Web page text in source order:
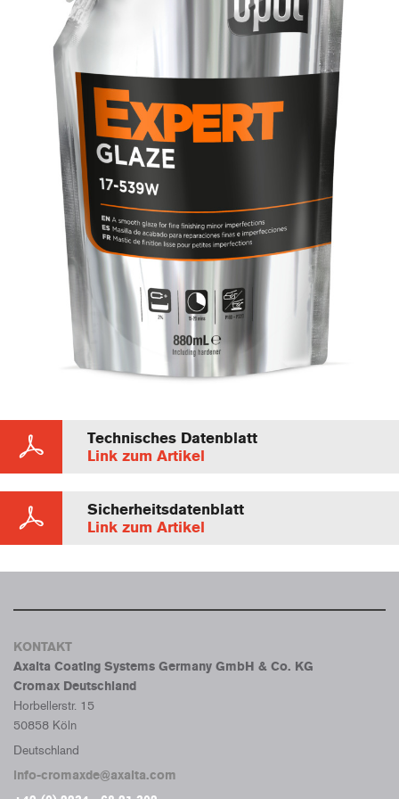
Technisches Datenblatt
Link zum Artikel
Sicherheitsdatenblatt
Link zum Artikel
KONTAKT
Axalta Coating Systems Germany GmbH & Co. KG
Cromax Deutschland
Horbellerstr. 15
50858 Köln
Deutschland
info-cromaxde@axalta.com